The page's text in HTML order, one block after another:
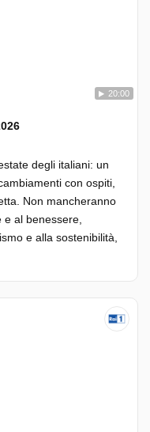
20:00
degli italiani: un
con ospiti,
Non mancheranno
al benessere,
e alla sostenibilità,